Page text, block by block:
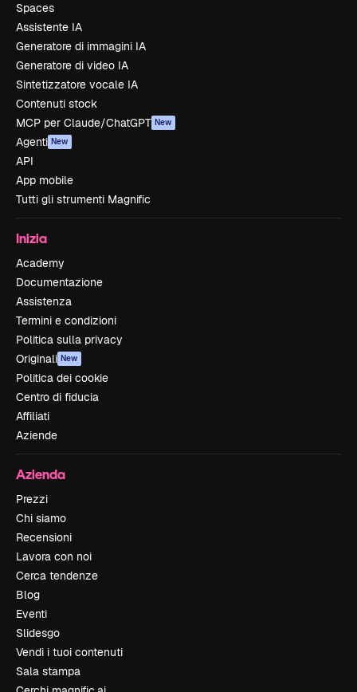
Spaces
Assistente IA
Generatore di immagini IA
Generatore di video IA
Sintetizzatore vocale IA
Contenuti stock
MCP per Claude/ChatGPT New
Agenti New
API
App mobile
Tutti gli strumenti Magnific
Inizia
Academy
Documentazione
Assistenza
Termini e condizioni
Politica sulla privacy
Originali New
Politica dei cookie
Centro di fiducia
Affiliati
Aziende
Azienda
Prezzi
Chi siamo
Recensioni
Lavora con noi
Cerca tendenze
Blog
Eventi
Slidesgo
Vendi i tuoi contenuti
Sala stampa